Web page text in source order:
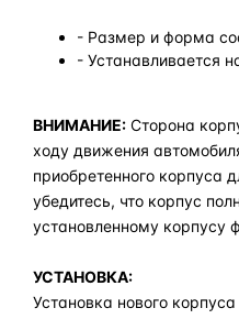
- Размер и форма
- Устанавливается
ВНИМАНИЕ: Сторона
ходу движения
приобретенного корпуса
убедитесь, что корпус
установленному корпусу
УСТАНОВКА:
Установка нового